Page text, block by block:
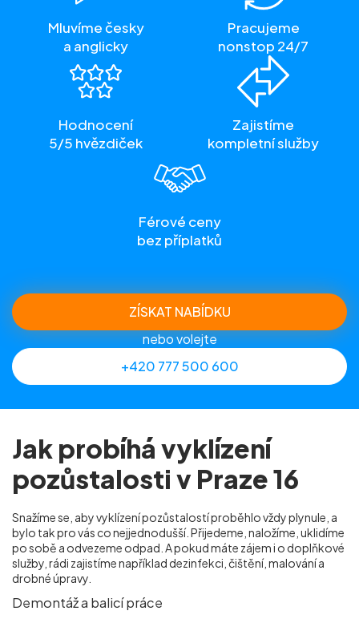
Mluvíme česky
a anglicky
Pracujeme
nonstop 24/7
Hodnocení
5/5 hvězdiček
Zajistíme
kompletní služby
Férové ceny
bez příplatků
ZÍSKAT NABÍDKU
nebo volejte
+420 777 500 600
Jak probíhá vyklízení
pozůstalosti v Praze 16
Snažíme se, aby vyklízení pozůstalostí proběhlo vždy plynule, a
bylo tak pro vás co nejjednodušší. Přijedeme, naložíme, uklidíme
po sobě a odvezeme odpad. A pokud máte zájem i o doplňkové
služby, rádi zajistíme například dezinfekci, čištění, malování a
drobné úpravy.
Demontáž a balicí práce